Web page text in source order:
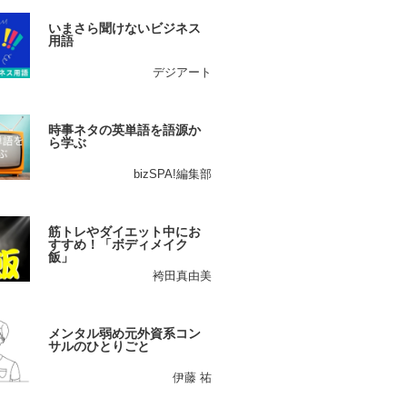
いまさら聞けないビジネス
用語
デジアート
時事ネタの英単語を語源か
ら学ぶ
bizSPA!編集部
筋トレやダイエット中にお
すすめ！「ボディメイク
飯」
袴田真由美
メンタル弱め元外資系コン
サルのひとりごと
伊藤 祐